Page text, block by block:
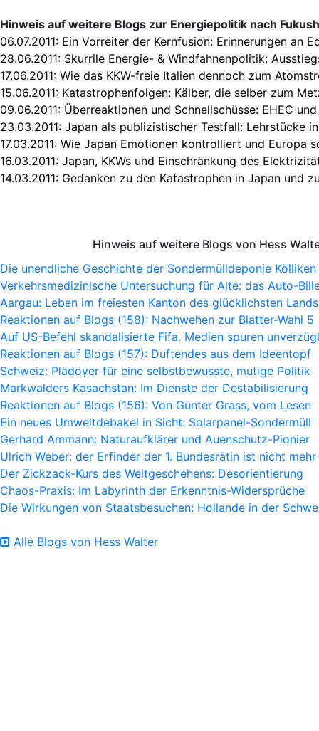
Hinweis auf weitere Blogs zur Energiepolitik nach
06.07.2011: Ein Vorreiter der Kernfusion: Erinnerungen an
28.06.2011: Skurrile Energie- & Windfahnenpolitik:
17.06.2011: Wie das KKW-freie Italien dennoch zum
15.06.2011: Katastrophenfolgen: Kälber, die selber zum
09.06.2011: Überreaktionen und Schnellschüsse: EHEC
23.03.2011: Japan als publizistischer Testfall: Lehrstücke
17.03.2011: Wie Japan Emotionen kontrolliert und Europa
16.03.2011: Japan, KKWs und Einschränkung des
14.03.2011: Gedanken zu den Katastrophen in Japan und
Hinweis auf weitere Blogs von Hess
Die unendliche Geschichte der Sondermülldeponie Kölliken
Verkehrsmedizinische Untersuchung für Alte: das Auto-
Aargau: Leben im freiesten Kanton des glücklichsten Lands
Reaktionen auf Blogs (158): Nachwehen zur Blatter-Wahl 5
Auf US-Befehl skandalisierte Fifa. Medien spuren
Reaktionen auf Blogs (157): Duftendes aus dem Ideentopf
Schweiz: Plädoyer für eine selbstbewusste, mutige Politik
Markwalders Kasachstan: Im Dienste der Destabilisierung
Reaktionen auf Blogs (156): Von Günter Grass, vom Lesen
Ein neues Umweltdebakel in Sicht: Solarpanel-Sondermüll
Gerhard Ammann: Naturaufklärer und Auenschutz-Pionier
Ulrich Weber: der Erfinder der 1. Bundesrätin ist nicht mehr
Der Zickzack-Kurs des Weltgeschehens: Desorientierung
Chaos-Praxis: Im Labyrinth der Erkenntnis-Widersprüche
Die Wirkungen von Staatsbesuchen: Hollande in der
Alle Blogs von Hess Walter